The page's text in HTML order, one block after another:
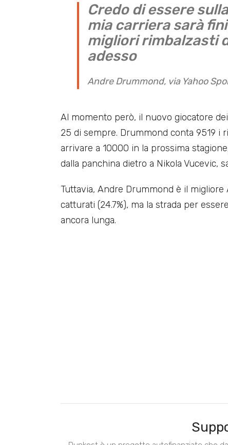
Credo di essere
mia carriera sarà
migliori rimbalzasti
adesso
Andre Drummond, via Yahoo
Al momento però, il nuovo giocatore
25 di sempre. Drummond conta 9519 i
arrivare a 10000 in la prossima
dalla panchina dietro a Nikola Vucevic,
Tuttavia, Andre Drummond è il
catturati (24.7%), ma la strada per
ancora lunga.